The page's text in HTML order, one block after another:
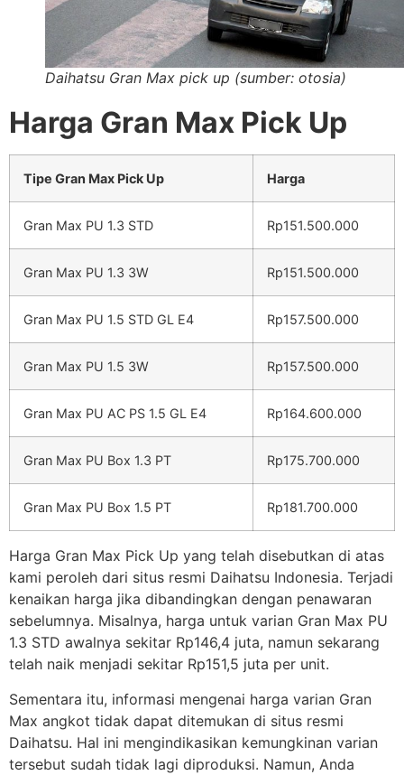
Daihatsu Gran Max pick up (sumber: otosia)
Harga Gran Max Pick Up
Tipe Gran Max Pick Up Harga
Gran Max PU 1.3 STD Rp151.500.000
Gran Max PU 1.3 3W Rp151.500.000
Gran Max PU 1.5 STD GL E4 Rp157.500.000
Gran Max PU 1.5 3W Rp157.500.000
Gran Max PU AC PS 1.5 GL E4 Rp164.600.000
Gran Max PU Box 1.3 PT Rp175.700.000
Gran Max PU Box 1.5 PT Rp181.700.000
Harga Gran Max Pick Up yang telah disebutkan di atas
kami peroleh dari situs resmi Daihatsu Indonesia. Terjadi
kenaikan harga jika dibandingkan dengan penawaran
sebelumnya. Misalnya, harga untuk varian Gran Max PU
1.3 STD awalnya sekitar Rp146,4 juta, namun sekarang
telah naik menjadi sekitar Rp151,5 juta per unit.
Sementara itu, informasi mengenai harga varian Gran
Max angkot tidak dapat ditemukan di situs resmi
Daihatsu. Hal ini mengindikasikan kemungkinan varian
tersebut sudah tidak lagi diproduksi. Namun, Anda